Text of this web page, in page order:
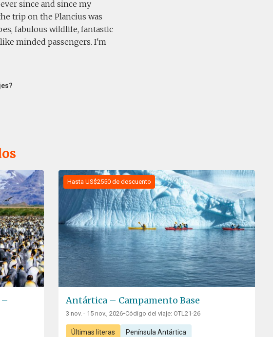
since and since my
trip on the Plancius was
fabulous wildlife, fantastic
minded passengers. I'm
–
Hasta US$2550 de descuento
Antártica – Campamento Base
3 nov. - 15 nov., 2026•Código del viaje: OTL21-26
Últimas literas Península Antártica